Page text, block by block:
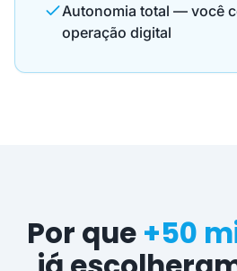
Autonomia total — você
operação digital
Por que +50